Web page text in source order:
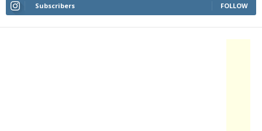
Subscribers FOLLOW